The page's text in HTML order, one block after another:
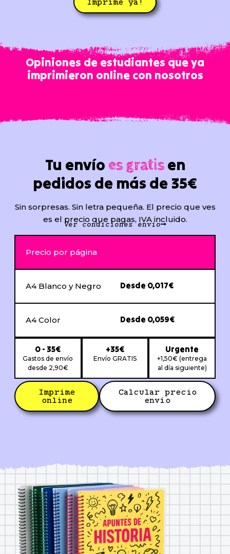
Imprime ya!
Opiniones de estudiantes que ya
imprimieron online con nosotros
Tu envío es gratis en
pedidos de más de 35€
Sin sorpresas. Sin letra pequeña. El precio que ves
es el precio que pagas, IVA incluido.
Ver condiciones envío
Precio por página
A4 Blanco y Negro Desde 0,017€
A4 Color Desde 0,059€
0 - 35€
Gastos de envío
desde 2,90€
+35€
Envío GRATIS
Urgente
+1,50€ (entrega
al día siguiente)
Imprime
online
Calcular precio
envío